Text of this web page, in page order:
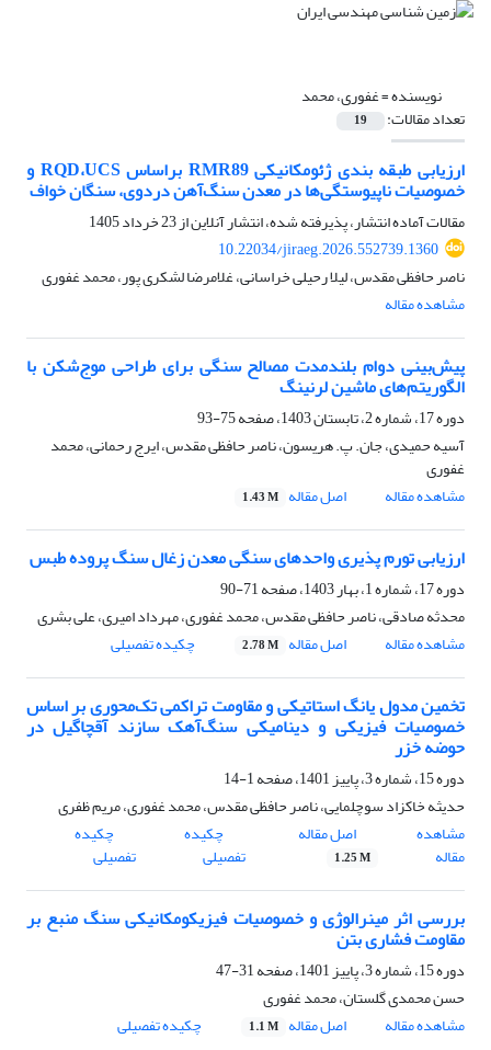
نویسنده =غفوری، محمد
تعداد مقالات: 19
ارزیابی طبقه بندی ژئومکانیکی RMR89 براساس RQD،UCS و
خصوصیات ناپیوستگی‌ها در معدن سنگ‌آهن دردوی، سنگان خواف
مقالات آماده انتشار، پذیرفته شده، انتشار آنلاین از23 خرداد 1405
10.22034/jiraeg.2026.552739.1360
ناصر حافظی مقدس، لیلا رحیلی خراسانی، غلامرضا لشکری پور، محمد غفوری
مشاهده مقاله
پیش‌بینی دوام بلندمدت مصالح سنگی برای طراحی موج‌شکن با
الگوریتم‌های ماشین لرنینگ
دوره 17، شماره 2، تابستان 1403، صفحه
75-93
آسیه حمیدی، جان. پ. هریسون، ناصر حافظی مقدس، ایرج رحمانی، محمد
غفوری
مشاهده مقاله
اصل مقاله 1.43 M
ارزیابی تورم پذیری واحدهای سنگی معدن زغال سنگ پروده طبس
دوره 17، شماره 1، بهار 1403، صفحه
71-90
محدثه صادقی، ناصر حافظی مقدس، محمد غفوری، مهرداد امیری، علی بشری
مشاهده مقاله
اصل مقاله 2.78 M چکیده تفصیلی
تخمین مدول یانگ استاتیکی و مقاومت تراکمی تک‌محوری بر اساس
خصوصیات فیزیکی و دینامیکی سنگ‌آهک سازند آقچاگیل در
حوضه خزر
دوره 15، شماره 3، پاییز 1401، صفحه
1-14
حدیثه خاکزاد سوچلمایی، ناصر حافظی مقدس، محمد غفوری، مریم ظفری
مشاهده
مقاله
اصل مقاله
1.25 M
چکیده
تفصیلی
چکیده
تفصیلی
بررسی اثر مینرالوژی و خصوصیات فیزیکومکانیکی سنگ منبع بر
مقاومت فشاری بتن
دوره 15، شماره 3، پاییز 1401، صفحه
31-47
حسن محمدی گلستان، محمد غفوری
مشاهده مقاله
اصل مقاله 1.1 M چکیده تفصیلی